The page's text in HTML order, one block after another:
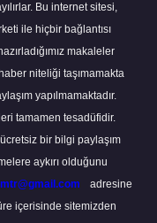
Bu internet sitesi,
ile hiçbir bağlantısı
makaleler
niteliği taşımamakta
yapılmamaktadır.
tamamen tesadüfidir.
bir bilgi paylaşım
aykırı olduğunu
adresine
içerisinde sitemizden